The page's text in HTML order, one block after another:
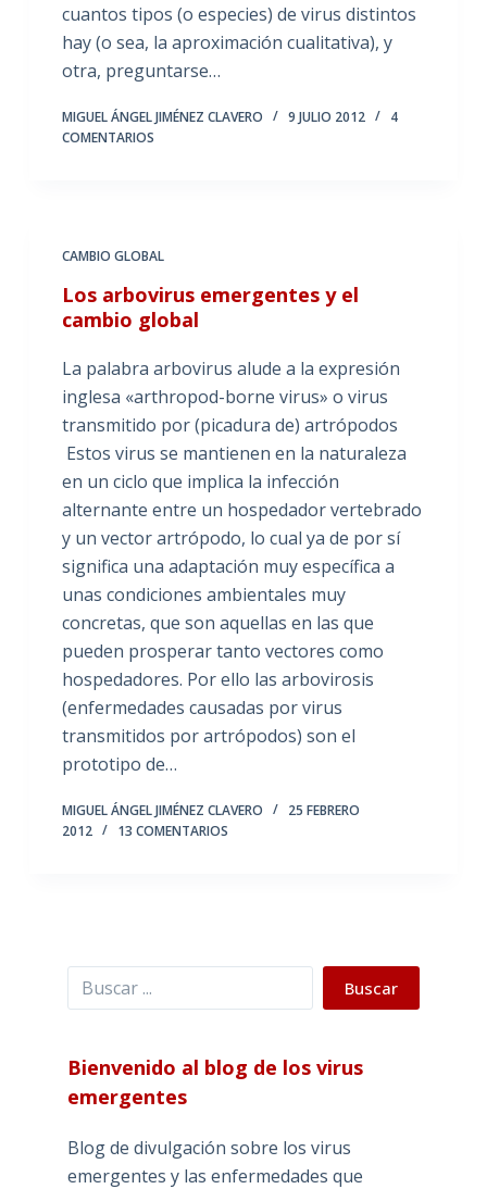
cuantos tipos (o especies) de virus distintos
hay (o sea, la aproximación cualitativa), y
otra, preguntarse…
MIGUEL ÁNGEL JIMÉNEZ CLAVERO 9 JULIO 2012
4
COMENTARIOS
CAMBIO GLOBAL
Los arbovirus emergentes y el
cambio global
La palabra arbovirus alude a la expresión
inglesa «arthropod-borne virus» o virus
transmitido por (picadura de) artrópodos
Estos virus se mantienen en la naturaleza
en un ciclo que implica la infección
alternante entre un hospedador vertebrado
y un vector artrópodo, lo cual ya de por sí
significa una adaptación muy específica a
unas condiciones ambientales muy
concretas, que son aquellas en las que
pueden prosperar tanto vectores como
hospedadores. Por ello las arbovirosis
(enfermedades causadas por virus
transmitidos por artrópodos) son el
prototipo de…
MIGUEL ÁNGEL JIMÉNEZ CLAVERO
25 FEBRERO
2012
13 COMENTARIOS
Buscar Buscar
Bienvenido al blog de los virus
emergentes
Blog de divulgación sobre los virus
emergentes y las enfermedades que